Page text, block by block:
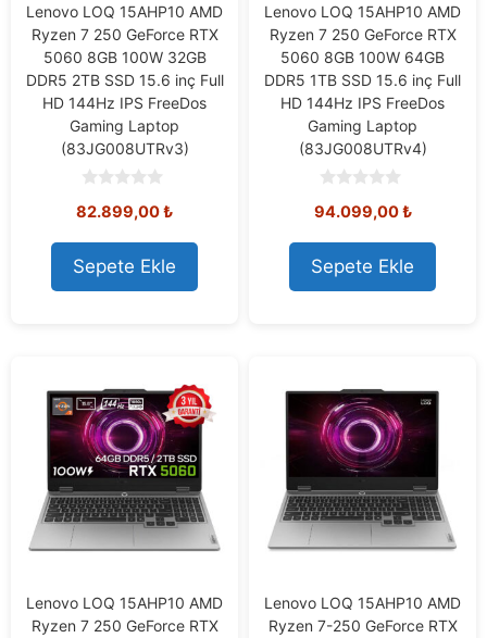
Lenovo LOQ 15AHP10 AMD
Ryzen 7 250 GeForce RTX
5060 8GB 100W 32GB
DDR5 2TB SSD 15.6 inç Full
HD 144Hz IPS FreeDos
Gaming Laptop
(83JG008UTRv3)
o
t
o
f
5
82.899,00₺
Sepete Ekle
Lenovo LOQ 15AHP10 AMD
Ryzen 7 250 GeForce RTX
5060 8GB 100W 64GB
DDR5 1TB SSD 15.6 inç Full
HD 144Hz IPS FreeDos
Gaming Laptop
(83JG008UTRv4)
o
t
o
f
5
94.099,00₺
Sepete Ekle
Lenovo LOQ 15AHP10 AMD
Ryzen 7 250 GeForce RTX
Lenovo LOQ 15AHP10 AMD
Ryzen 7-250 GeForce RTX